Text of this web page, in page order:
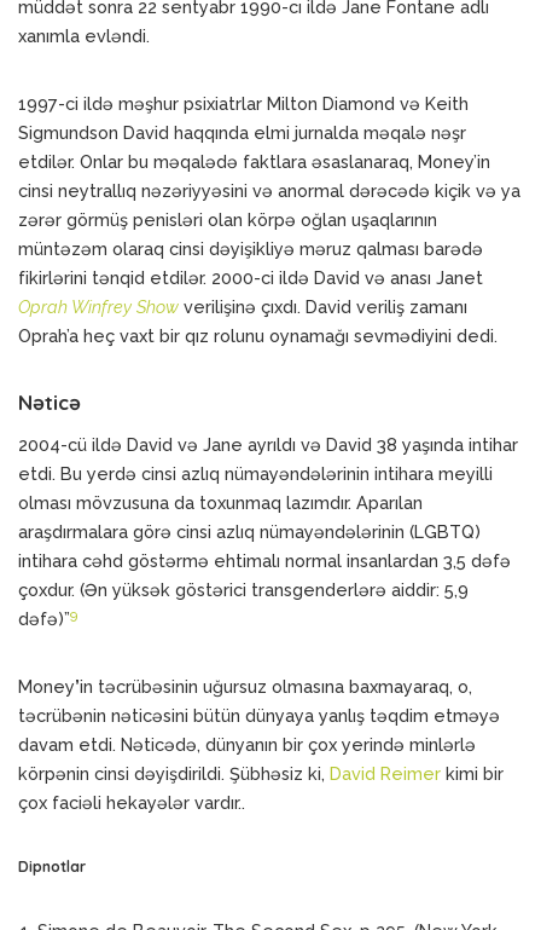
müddət sonra 22 sentyabr 1990-cı ildə Jane Fontane adlı
xanımla evləndi.
1997-ci ildə məşhur psixiatrlar Milton Diamond və Keith
Sigmundson David haqqında elmi jurnalda məqalə nəşr
etdilər. Onlar bu məqalədə faktlara əsaslanaraq, Money’in
cinsi neytrallıq nəzəriyyəsini və anormal dərəcədə kiçik və ya
zərər görmüş penisləri olan körpə oğlan uşaqlarının
müntəzəm olaraq cinsi dəyişikliyə məruz qalması barədə
fikirlərini tənqid etdilər. 2000-ci ildə David və anası Janet
Oprah Winfrey Show verilişinə çıxdı. David veriliş zamanı
Oprah’a heç vaxt bir qız rolunu oynamağı sevmədiyini dedi.
Nəticə
2004-cü ildə David və Jane ayrıldı və David 38 yaşında intihar
etdi. Bu yerdə cinsi azlıq nümayəndələrinin intihara meyilli
olması mövzusuna da toxunmaq lazımdır. Aparılan
araşdırmalara görə cinsi azlıq nümayəndələrinin (LGBTQ)
intihara cəhd göstərmə ehtimalı normal insanlardan 3,5 dəfə
çoxdur. (Ən yüksək göstərici transgenderlərə aiddir: 5,9
dəfə)”9
Money’in təcrübəsinin uğursuz olmasına baxmayaraq, o,
təcrübənin nəticəsini bütün dünyaya yanlış təqdim etməyə
davam etdi. Nəticədə, dünyanın bir çox yerində minlərlə
körpənin cinsi dəyişdirildi. Şübhəsiz ki, David Reimer kimi bir
çox faciəli hekayələr vardır..
Dipnotlar